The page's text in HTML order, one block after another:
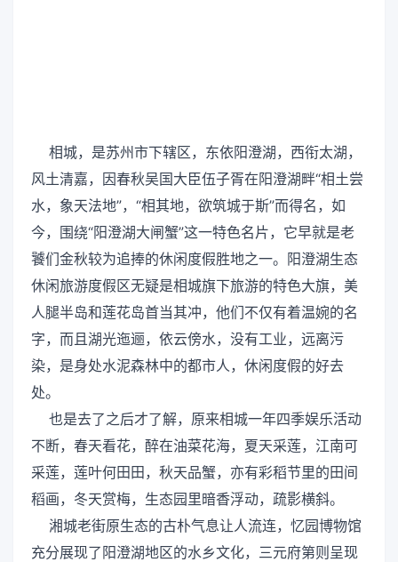
相城，是苏州市下辖区，东依阳澄湖，西衔太湖，
风土清嘉，因春秋吴国大臣伍子胥在阳澄湖畔“相土尝
水，象天法地”，“相其地，欲筑城于斯”而得名，如
今，围绕“阳澄湖大闸蟹”这一特色名片，它早就是老
饕们金秋较为追捧的休闲度假胜地之一。阳澄湖生态
休闲旅游度假区无疑是相城旗下旅游的特色大旗，美
人腿半岛和莲花岛首当其冲，他们不仅有着温婉的名
字，而且湖光迤逦，依云傍水，没有工业，远离污
染，是身处水泥森林中的都市人，休闲度假的好去
处。
也是去了之后才了解，原来相城一年四季娱乐活动
不断，春天看花，醉在油菜花海，夏天采莲，江南可
采莲，莲叶何田田，秋天品蟹，亦有彩稻节里的田间
稻画，冬天赏梅，生态园里暗香浮动，疏影横斜。
湘城老街原生态的古朴气息让人流连，忆园博物馆
充分展现了阳澄湖地区的水乡文化，三元府第则呈现